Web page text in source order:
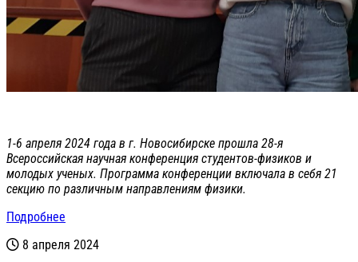
1-6 апреля 2024 года в г. Новосибирске прошла 28-я
Всероссийская научная конференция студентов-физиков и
молодых ученых. Программа конференции включала в себя 21
секцию по различным направлениям физики.
Подробнее
8 апреля 2024